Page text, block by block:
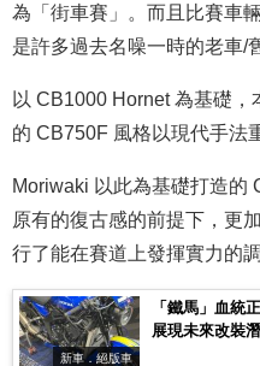
為「街車賽」。而且比賽車
是許多過去名噪一時的老車/
以 CB1000 Hornet 為基礎
的 CB750F 風格以現代手法
Moriwaki 以此為基礎打造的
原有的復古感的前提下，更
行了能在賽道上發揮實力的調
新車．絕版車
「鐵馬」血統
展現未來改裝